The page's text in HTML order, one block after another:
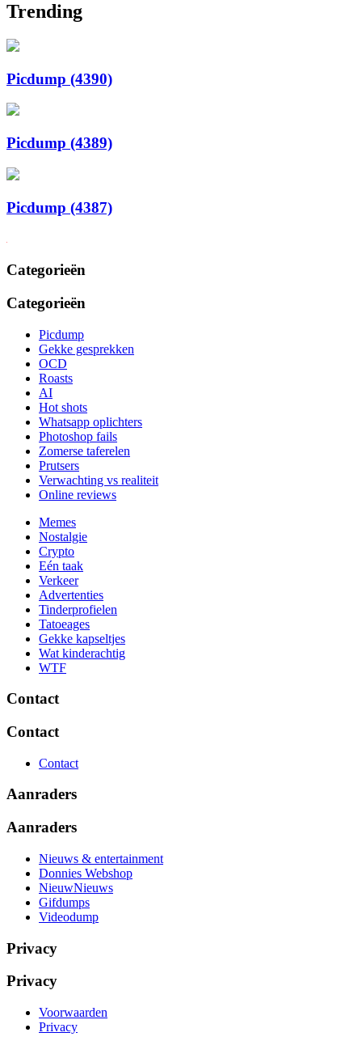
Trending
Picdump (4390)
Picdump (4389)
Picdump (4387)
Categorieën
Categorieën
Picdump
Gekke gesprekken
OCD
Roasts
AI
Hot shots
Whatsapp oplichters
Photoshop fails
Zomerse taferelen
Prutsers
Verwachting vs realiteit
Online reviews
Memes
Nostalgie
Crypto
Eén taak
Verkeer
Advertenties
Tinderprofielen
Tatoeages
Gekke kapseltjes
Wat kinderachtig
WTF
Contact
Contact
Contact
Aanraders
Aanraders
Nieuws & entertainment
Donnies Webshop
NieuwNieuws
Gifdumps
Videodump
Privacy
Privacy
Voorwaarden
Privacy